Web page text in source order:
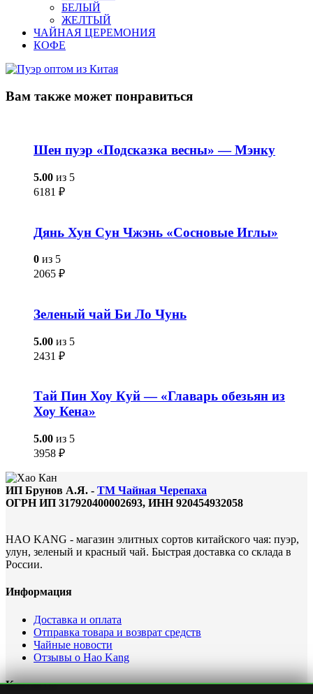
БЕЛЫЙ
ЖЕЛТЫЙ
ЧАЙНАЯ ЦЕРЕМОНИЯ
КОФЕ
Вам также может понравиться
Шен пуэр «Подсказка весны» — Мэнку
5.00 из 5
6181 ₽
Дянь Хун Сун Чжэнь «Сосновые Иглы»
0 из 5
2065 ₽
Зеленый чай Би Ло Чунь
5.00 из 5
2431 ₽
Тай Пин Хоу Куй — «Главарь обезьян из
Хоу Кена»
5.00 из 5
3958 ₽
ИП Брунов А.Я. - ТМ Чайная Черепаха
ОГРН ИП 317920400002693, ИНН 920454932058
HAO KANG - магазин элитных сортов китайского чая: пуэр,
улун, зеленый и красный чай. Быстрая доставка со склада в
России.
Информация
Доставка и оплата
Отправка товара и возврат средств
Чайные новости
Отзывы о Hao Kang
Контакты